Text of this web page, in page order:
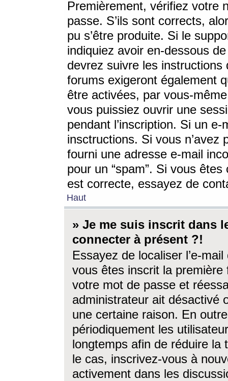
Premièrement, vérifiez votre
passe. S’ils sont corrects,
pu s’être produite. Si le
indiquiez avoir en-dessous
devrez suivre les
forums exigeront également
être activées, par vous-
vous puissiez ouvrir une
pendant l’inscription. Si un
insctructions. Si vous n’avez
fourni une adresse e-mail
pour un “spam”. Si vous
est correcte, essayez de
Haut
» Je me suis inscrit dans
connecter à présent ?!
Essayez de localiser l’e-
vous êtes inscrit la première
votre mot de passe et
administrateur ait désactivé
une certaine raison. En
périodiquement les
longtemps afin de réduire la
le cas, inscrivez-vous à
activement dans les